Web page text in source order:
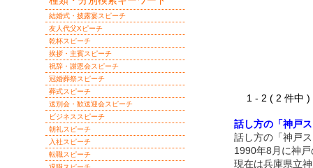
1 - 2 ( 2 件
話し方の「神戸
話し方の「神戸
1990年8月に神
現在は兵庫県立
結婚式・披露宴スピーチ
友人代父Xピーチ
乾杯スピーチ
挨拶・主賓スピーチ
祝辞・謝恩会スピーチ
冠婚葬祭スピーチ
葬式スピーチ
送別会・歓送迎会スピーチ
ビジネススピーチ
朝礼スピーチ
入社スピーチ
転職スピーチ